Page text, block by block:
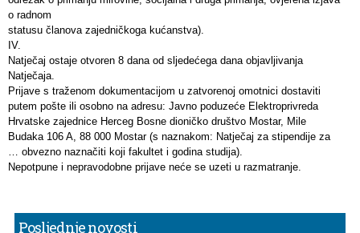
o radnom
statusu članova zajedničkoga kućanstva).
IV.
Natječaj ostaje otvoren 8 dana od sljedećega dana objavljivanja
Natječaja.
Prijave s traženom dokumentacijom u zatvorenoj omotnici dostaviti
putem pošte ili osobno na adresu: Javno poduzeće Elektroprivreda
Hrvatske zajednice Herceg Bosne dioničko društvo Mostar, Mile
Budaka 106 A, 88 000 Mostar (s naznakom: Natječaj za stipendije za
… obvezno naznačiti koji fakultet i godina studija).
Nepotpune i nepravodobne prijave neće se uzeti u razmatranje.
Posljednje novosti